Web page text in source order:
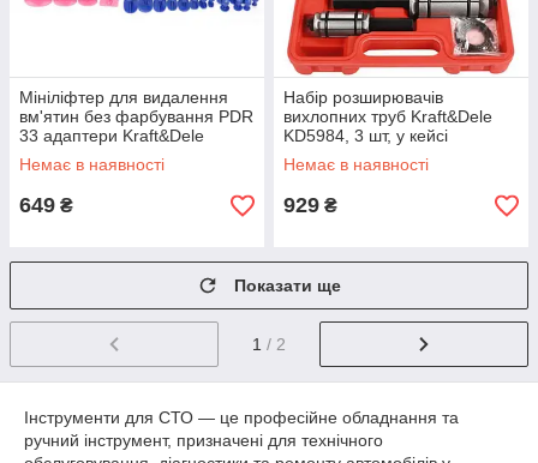
Мініліфтер для видалення
вм'ятин без фарбування PDR
33 адаптери Kraft&Dele
KD10663
Немає в наявності
649 ₴
Набір розширювачів
вихлопних труб Kraft&Dele
KD5984, 3 шт, у кейсі
Немає в наявності
929 ₴
Показати ще
1 / 2
Інструменти для СТО — це професійне обладнання та
ручний інструмент, призначені для технічного